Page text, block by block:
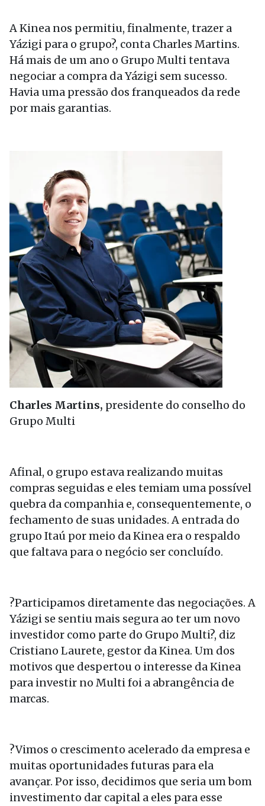
A Kinea nos permitiu, finalmente, trazer a
Yázigi para o grupo?, conta Charles Martins.
Há mais de um ano o Grupo Multi tentava
negociar a compra da Yázigi sem sucesso.
Havia uma pressão dos franqueados da rede
por mais garantias.
Charles Martins, presidente do conselho do
Grupo Multi
Afinal, o grupo estava realizando muitas
compras seguidas e eles temiam uma possível
quebra da companhia e, consequentemente, o
fechamento de suas unidades. A entrada do
grupo Itaú por meio da Kinea era o respaldo
que faltava para o negócio ser concluído.
?Participamos diretamente das negociações. A
Yázigi se sentiu mais segura ao ter um novo
investidor como parte do Grupo Multi?, diz
Cristiano Laurete, gestor da Kinea. Um dos
motivos que despertou o interesse da Kinea
para investir no Multi foi a abrangência de
marcas.
?Vimos o crescimento acelerado da empresa e
muitas oportunidades futuras para ela
avançar. Por isso, decidimos que seria um bom
investimento dar capital a eles para esse